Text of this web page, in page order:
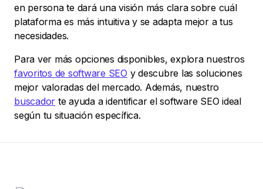
en persona te dará una visión más clara sobre cuál
plataforma es más intuitiva y se adapta mejor a tus
necesidades.
Para ver más opciones disponibles, explora nuestros
favoritos de software SEO y descubre las soluciones
mejor valoradas del mercado. Además, nuestro
buscador te ayuda a identificar el software SEO ideal
según tu situación específica.